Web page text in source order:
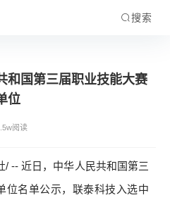
搜索
和国第三届职业技能大赛
位
阅读
/ -- 近日，中华人民共和国第三
位名单公示，联泰科技入选中